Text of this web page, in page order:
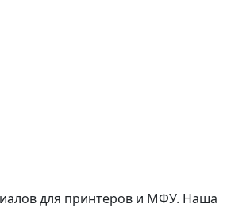
для принтеров и МФУ. Наша